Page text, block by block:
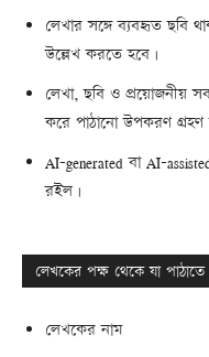
লেখার সঙ্গে ব্যবহৃত ছবি
উল্লেখ করতে হবে।
লেখা, ছবি ও প্রয়োজনীয়
করে পাঠানো উপকরণ গ্রহণ
AI-generated বা AI-
রইল।
লেখকের পক্ষ থেকে যা
লেখকের নাম